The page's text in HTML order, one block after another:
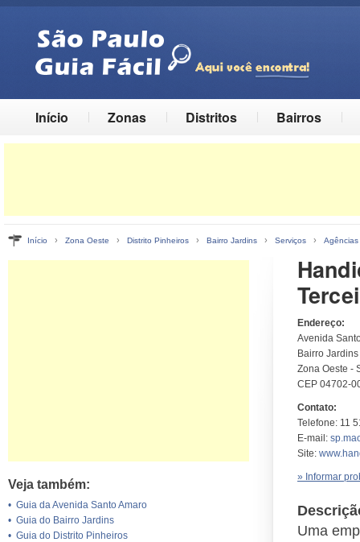
Início Zonas Distritos Bairros
Início › Zona Oeste › Distrito Pinheiros › Bairro Jardins › Serviços ›
Veja também:
• Guia da Avenida Santo Amaro
• Guia do Bairro Jardins
• Guia do Distrito Pinheiros
Endereço:
Avenida
Bairro
Zona Oeste -
CEP 04702-
Contato:
Telefone: 11
E-mail:
Site:
» Informar
Uma